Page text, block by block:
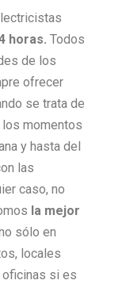
horas. Todos
de los
ofrecer
se trata de
los momentos
y hasta del
las
caso, no
la mejor
sólo en
locales
si es